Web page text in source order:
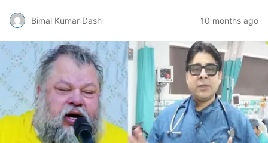
Bimal Kumar Dash 10 months ago